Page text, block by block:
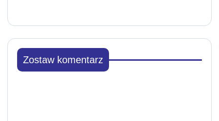
Zostaw komentarz